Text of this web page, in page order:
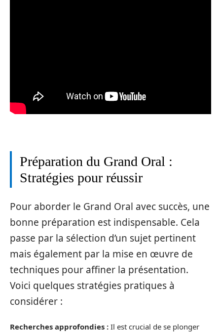
Préparation du Grand Oral :
Stratégies pour réussir
Pour aborder le Grand Oral avec succès, une
bonne préparation est indispensable. Cela
passe par la sélection d’un sujet pertinent
mais également par la mise en œuvre de
techniques pour affiner la présentation.
Voici quelques stratégies pratiques à
considérer :
Recherches approfondies : Il est crucial de se plonger